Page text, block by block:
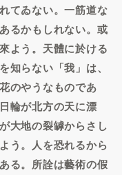
てゐない。一筋道な
るかもしれない。或
よう。天體に於ける
知らない「我」は、
のやうなものであ
輪が北方の天に漂
大地の裂罅からさし
う。人を恐れるから
る。所詮は藝術の假